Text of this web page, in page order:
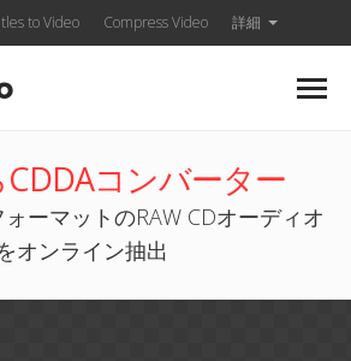
to Video Compress Video 詳細
コンバーター
ーマットのRAW CDオーディオ
オンライン抽出